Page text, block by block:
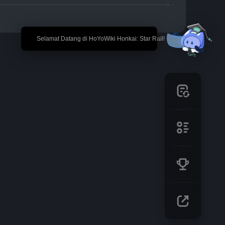
🎉 Selamat Datang di HoYoWiki Honkai: Star Rail!